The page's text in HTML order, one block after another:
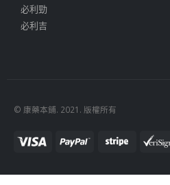
必利勁
必利吉
© 康藥本鋪. 2021. 版權所有